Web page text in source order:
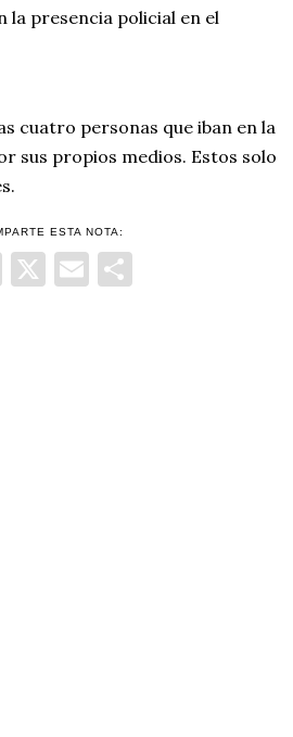
la presencia policial en el
cuatro personas que iban en la
sus propios medios. Estos solo
ESTA NOTA:
Facebook
X Email